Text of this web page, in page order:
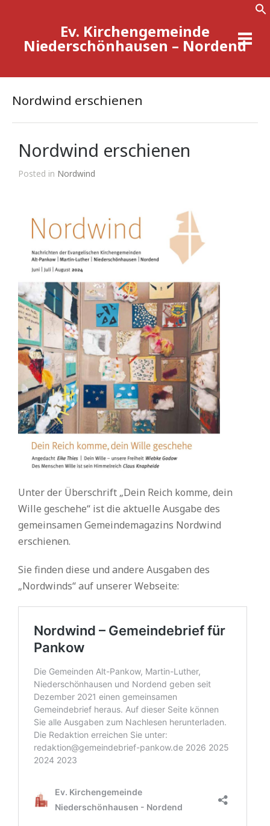
Ev. Kirchengemeinde
Niederschönhausen – Nordend
Nordwind erschienen
Nordwind erschienen
Posted in Nordwind
Unter der Überschrift „Dein Reich komme, dein
Wille geschehe“ ist die aktuelle Ausgabe des
gemeinsamen Gemeindemagazins Nordwind
erschienen.
Sie finden diese und andere Ausgaben des
„Nordwinds“ auf unserer Webseite: